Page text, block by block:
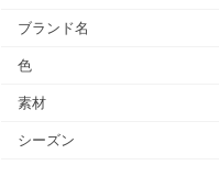
ブランド名
色
素材
シーズン